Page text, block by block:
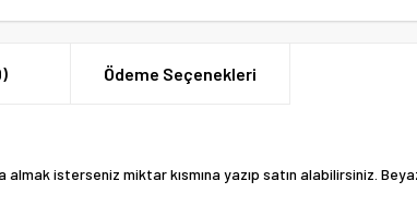
Ödeme Seçenekleri
isterseniz miktar kısmına yazıp satın alabilirsiniz.